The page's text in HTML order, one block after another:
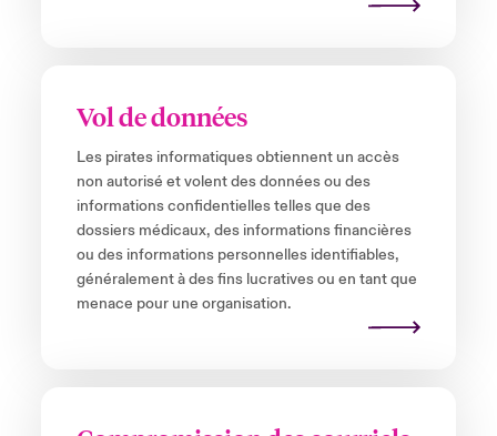
Vol de données
Les pirates informatiques obtiennent un accès
non autorisé et volent des données ou des
informations confidentielles telles que des
dossiers médicaux, des informations financières
ou des informations personnelles identifiables,
généralement à des fins lucratives ou en tant que
menace pour une organisation.